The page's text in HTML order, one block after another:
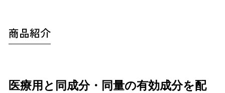
商品紹介
医療用と同成分・同量の有効成分を配